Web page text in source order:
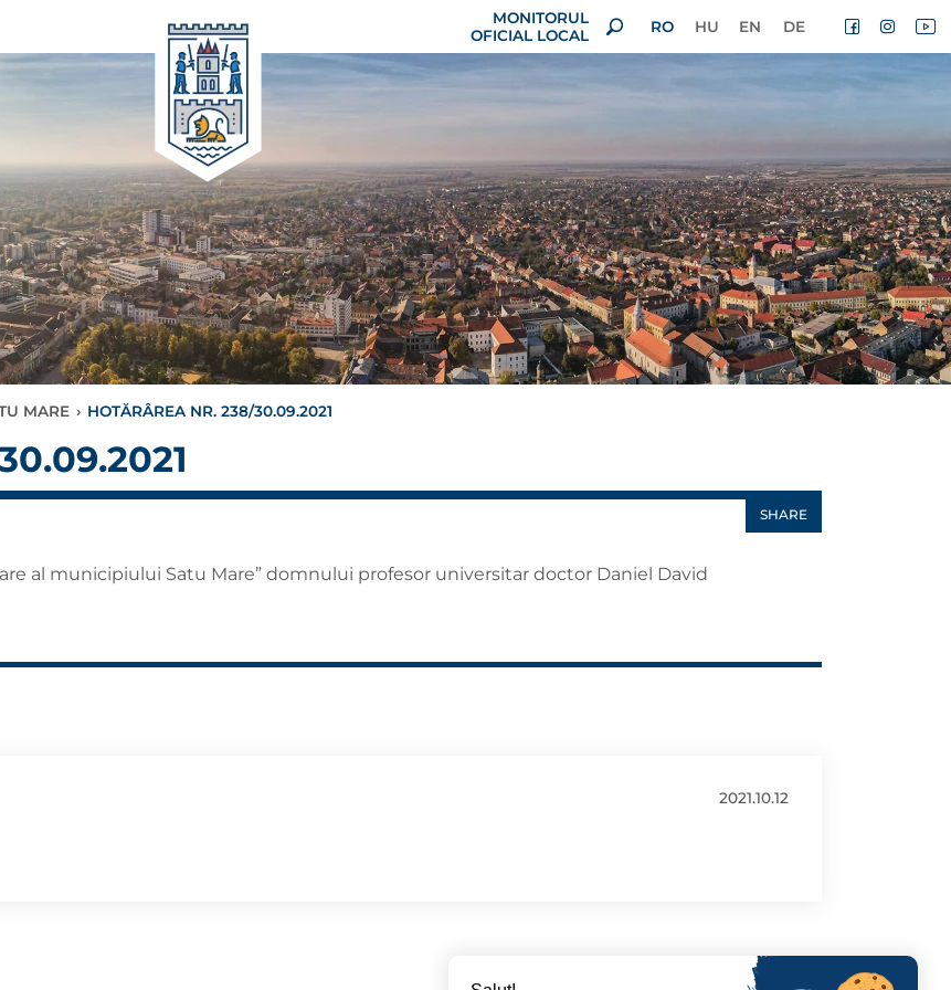
MONITORUL
OFICIAL LOCAL
RO HU EN DE
MARE › HOTĂRÂREA NR. 238/30.09.2021
SHARE
al municipiului Satu Mare” domnului profesor universitar doctor Daniel David
2021.10.12